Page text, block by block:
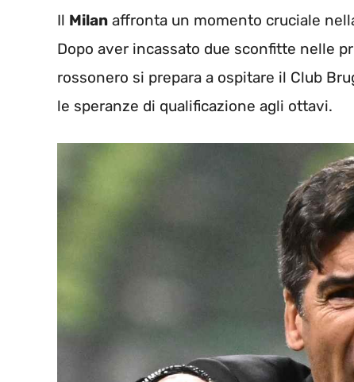
Il Milan affronta un momento cruciale
Dopo aver incassato due sconfitte nelle
rossonero si prepara a ospitare il Club
le speranze di qualificazione agli ottavi.